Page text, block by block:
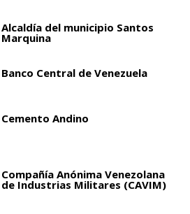
Alcaldía del municipio Santos
Marquina
Banco Central de Venezuela
Cemento Andino
Compañía Anónima Venezolana
de Industrias Militares (CAVIM)